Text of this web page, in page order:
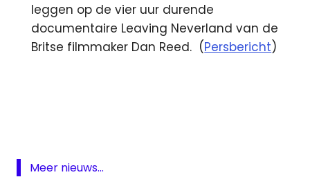
leggen op de vier uur durende
documentaire Leaving Neverland van de
Britse filmmaker Dan Reed. (Persbericht)
van
Meer nieuws...